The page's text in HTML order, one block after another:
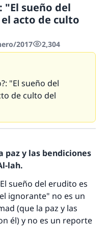
sueño del
acto de culto
2017 2,304
"El sueño del
de culto del
paz y las bendiciones
lah.
sueño del erudito es
ignorante" no es un
(que la paz y las
él) y no es un reporte